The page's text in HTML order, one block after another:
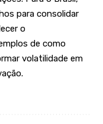
para consolidar
o
de como
volatilidade em